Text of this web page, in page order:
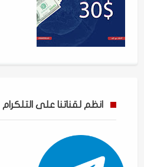
انظم لقناتنا على التلكرام